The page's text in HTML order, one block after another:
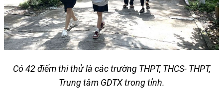
Có 42 điểm thi thử là các trường THPT, THCS- THPT,
Trung tâm GDTX trong tỉnh.